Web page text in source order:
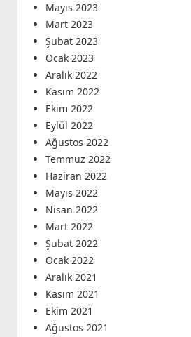
Mayıs 2023
Mart 2023
Şubat 2023
Ocak 2023
Aralık 2022
Kasım 2022
Ekim 2022
Eylül 2022
Ağustos 2022
Temmuz 2022
Haziran 2022
Mayıs 2022
Nisan 2022
Mart 2022
Şubat 2022
Ocak 2022
Aralık 2021
Kasım 2021
Ekim 2021
Ağustos 2021